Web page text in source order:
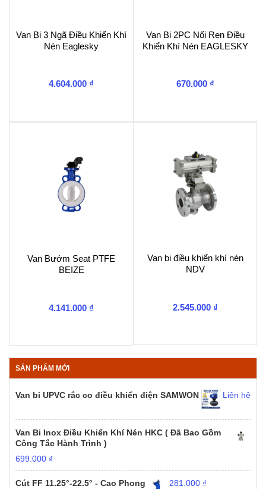
Van Bi 3 Ngã Điều Khiển Khí
Nén Eaglesky
4.604.000 ₫
Van Bi 2PC Nối Ren Điều
Khiển Khí Nén EAGLESKY
670.000 ₫
Van Bướm Seat PTFE
BEIZE
4.141.000 ₫
Van bi điều khiển khí nén
NDV
2.545.000 ₫
SẢN PHẨM MỚI
Van bi UPVC rắc co điều khiển điện SAMWON Liên hệ
Van Bi Inox Điều Khiển Khí Nén HKC ( Đã Bao Gồm
Công Tắc Hành Trình )
699.000 ₫
Cút FF 11.25°-22.5° - Cao Phong 281.000 ₫